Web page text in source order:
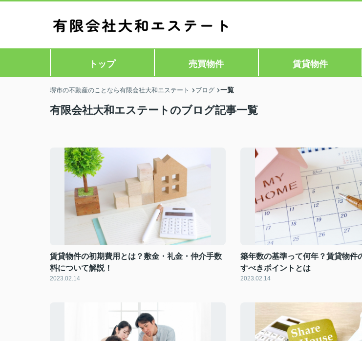
トップ 売買物件 賃貸物件
堺市の不動産のことなら有限会社大和エステート ブログ 一覧
有限会社大和エステートのブログ記事一覧
賃貸物件の初期費用とは？敷金・礼金・仲介手数
料について解説！
2023.02.14
築年数の基準って何年？賃貸物件
すべきポイントとは
2023.02.14